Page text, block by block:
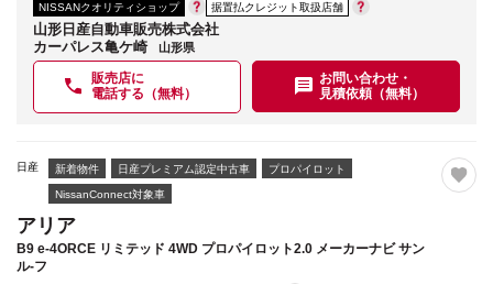
NISSANクオリティショップ 据置払クレジット取扱店舗
山形日産自動車販売株式会社
カーパレス亀ケ崎
山形県
販売店に
電話する（無料）
お問い合わせ・
見積依頼（無料）
日産 新着物件 日産プレミアム認定中古車 プロパイロット
NissanConnect対象車
アリア
B9 e-4ORCE リミテッド 4WD プロパイロット2.0 メーカーナビ サン
ル-フ